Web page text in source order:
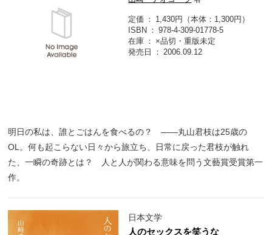
定価
1,430円（本体：1,300円）
ISBN
978-4-309-01778-5
在庫
×品切・重版未定
発売日
2006.09.12
明日の私は、誰とごはんを食べるの？ ――丸山君枝は25歳の
OL。何も起こらない日々から旅立ち、日常に戻った君枝が触れ
た、一瞬の奇跡とは？ 人と人が関わる意味を問う文藝賞受賞第一
作。
日本文学
人のセックスを笑うな